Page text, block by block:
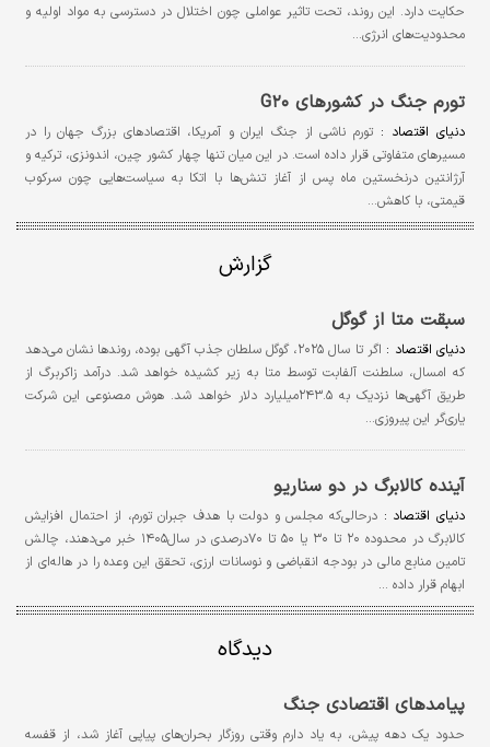
حکایت دارد. این روند، تحت تاثیر عواملی چون اختلال در دسترسی به مواد اولیه و
محدودیت‌های انرژی…
تورم جنگ در کشورهای G۲۰
دنیای اقتصاد : تورم ناشی از جنگ ایران و آمریکا، اقتصادهای بزرگ جهان را در
مسیرهای متفاوتی قرار داده است. در این میان تنها چهار کشور چین، اندونزی، ترکیه و
آرژانتین درنخستین ماه پس از آغاز تنش‌ها با اتکا به سیاست‌هایی چون سرکوب
قیمتی، با کاهش…
گزارش
سبقت متا از گوگل
دنیای اقتصاد :
اگر تا سال ۲۰۲۵، گوگل سلطان جذب آگهی بوده، روندها نشان می‌دهد
که امسال، سلطنت آلفابت توسط متا به زیر کشیده خواهد شد. درآمد زاکربرگ از
طریق آگهی‌ها نزدیک به ۲۴۳.۵‌میلیارد دلار خواهد شد. هوش مصنوعی این شرکت
یاری‌گر این پیروزی…
آینده کالابرگ در دو سناریو
دنیای اقتصاد : درحالی‌که مجلس و دولت با هدف جبران تورم، از احتمال افزایش
کالابرگ در محدوده ۲۰ تا ۳۰ یا ۵۰ تا ۷۰درصدی در سال۱۴۰۵ خبر می‌دهند، چالش
تامین منابع مالی در بودجه انقباضی و نوسانات ارزی، تحقق این وعده را در‌ هاله‌ای از
ابهام قرار داده …
دیدگاه
پیامدهای اقتصادی جنگ
حدود یک دهه پیش، به یاد دارم وقتی روزگار بحران‌های پیاپی آغاز شد، از قفسه